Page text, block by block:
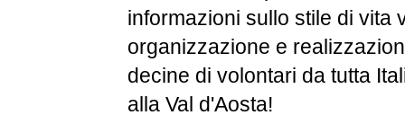
informazioni sullo stile di vita
organizzazione e
decine di volontari da tutta
alla Val d'Aosta!